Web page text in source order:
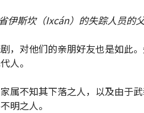
伊斯坎（Ixcán）的失踪人员的
，对他们的亲朋好友也是如此
人。
属不知其下落之人，以及由于
明之人。